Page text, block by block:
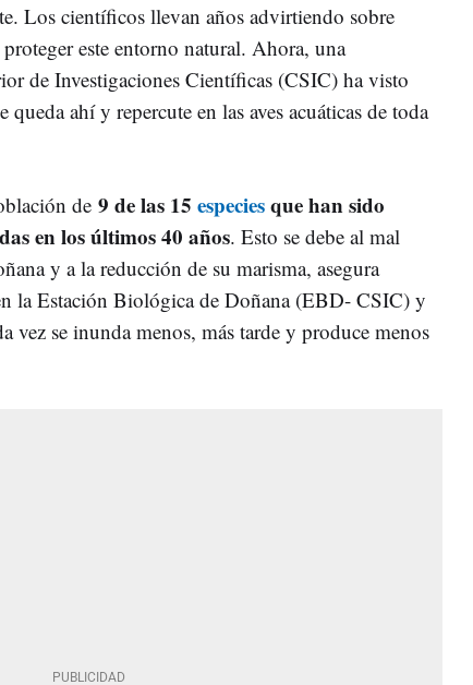
Los científicos llevan años advirtiendo sobre
este entorno natural. Ahora, una
de Investigaciones Científicas (CSIC) ha visto
ahí y repercute en las aves acuáticas de toda
de 9 de las 15 especiesque han sido
en los últimos 40 años. Esto se debe al mal
y a la reducción de su marisma, asegura
la Estación Biológica de Doñana (EBD- CSIC) y
vez se inunda menos, más tarde y produce menos